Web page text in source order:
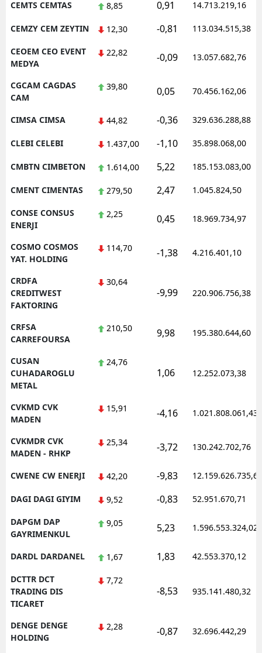
CEMTS CEMTAS 8,85 0,91 14.713.219,16
CEMZY CEM ZEYTIN 12,30 -0,81 113.034.515,38
CEOEM CEO EVENT
MEDYA
22,82 -0,09 13.057.682,76
CGCAM CAGDAS
CAM
39,80 0,05 70.456.162,06
CIMSA CIMSA 44,82 -0,36 329.636.288,88
CLEBI CELEBI 1.437,00 -1,10 35.898.068,00
CMBTN CIMBETON 1.614,00 5,22 185.153.083,00
CMENT CIMENTAS 279,50 2,47 1.045.824,50
CONSE CONSUS
ENERJI
2,25 0,45 18.969.734,97
COSMO COSMOS
YAT. HOLDING
114,70 -1,38 4.216.401,10
CRDFA
CREDITWEST
FAKTORING
30,64
-9,99 220.906.756,38
CRFSA
CARREFOURSA
210,50 9,98 195.380.644,60
CUSAN
CUHADAROGLU
METAL
24,76
1,06 12.252.073,38
CVKMD CVK
MADEN
15,91 -4,16 1.021.808.061,43
CVKMDR CVK
MADEN - RHKP
25,34 -3,72 130.242.702,76
CWENE CW ENERJI 42,20 -9,83 12.159.626.735,62
DAGI DAGI GIYIM 9,52 -0,83 52.951.670,71
DAPGM DAP
GAYRIMENKUL
9,05 5,23 1.596.553.324,02
DARDL DARDANEL 1,67 1,83 42.553.370,12
DCTTR DCT
TRADING DIS
TICARET
7,72
-8,53 935.141.480,32
DENGE DENGE
HOLDING
2,28 -0,87 32.696.442,29